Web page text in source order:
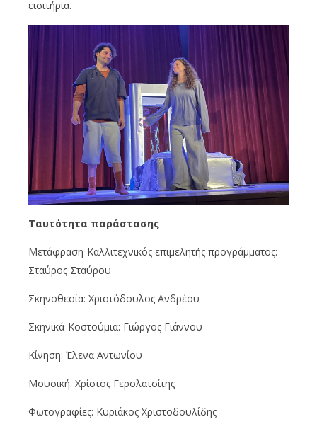
εισιτήρια.
Ταυτότητα παράστασης
Μετάφραση-Καλλιτεχνικός επιμελητής προγράμματος:
Σταύρος Σταύρου
Σκηνοθεσία: Χριστόδουλος Ανδρέου
Σκηνικά-Κοστούμια: Γιώργος Γιάννου
Κίνηση: Έλενα Αντωνίου
Μουσική: Χρίστος Γερολατσίτης
Φωτογραφίες: Κυριάκος Χριστοδουλίδης